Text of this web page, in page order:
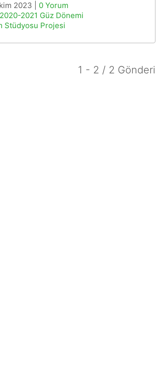
2023 | 0 Yorum
2020-2021 Güz Dönemi
Stüdyosu Projesi
1 - 2 / 2 Gönderi